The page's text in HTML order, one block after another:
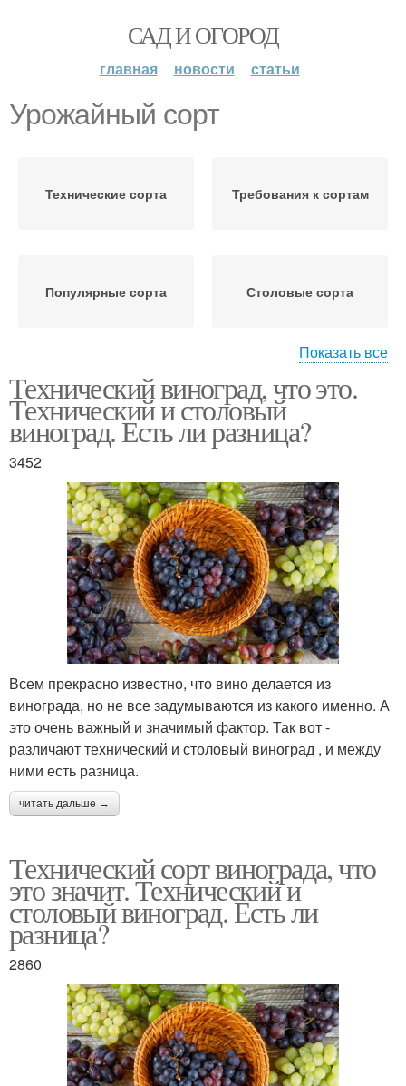
САД И ОГОРОД
главная новости статьи
Урожайный сорт
Технические сорта Требования к сортам
Популярные сорта Столовые сорта
Высокоурожайный сорт Сорт для сухих и
Универсальный сорт Сорт из венгрии
Болезнестойкий сорт Отличный сорт
Сорт для красного Идеальный сорт
Элитные сорта
Технический сорт Сорта от а
Ранние сорта Промышленные сорта
Показать все
Технический виноград, что это.
Технический и столовый
виноград. Есть ли разница?
3452
Всем прекрасно известно, что вино делается из
винограда, но не все задумываются из какого именно. А
это очень важный и значимый фактор. Так вот -
различают технический и столовый виноград , и между
ними есть разница.
читать дальше →
Технический сорт винограда, что
это значит. Технический и
столовый виноград. Есть ли
разница?
2860